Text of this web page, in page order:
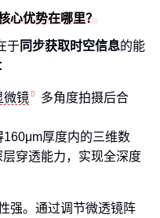
心优势在哪里？
于同步获取时空信息的能
微镜
多角度拍摄后合
厚度内的三维数
层穿透能力，实现全深度
强。通过调节微透镜阵